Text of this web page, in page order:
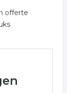
offerte
in Urk
het bedrijf